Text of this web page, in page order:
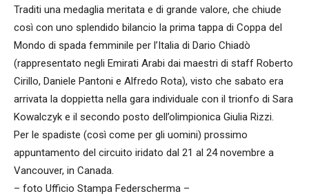
Traditi una medaglia meritata e di grande valore, che chiude
così con uno splendido bilancio la prima tappa di Coppa del
Mondo di spada femminile per l’Italia di Dario Chiadò
(rappresentato negli Emirati Arabi dai maestri di staff Roberto
Cirillo, Daniele Pantoni e Alfredo Rota), visto che sabato era
arrivata la doppietta nella gara individuale con il trionfo di Sara
Kowalczyk e il secondo posto dell’olimpionica Giulia Rizzi.
Per le spadiste (così come per gli uomini) prossimo
appuntamento del circuito iridato dal 21 al 24 novembre a
Vancouver, in Canada.
– foto Ufficio Stampa Federscherma –